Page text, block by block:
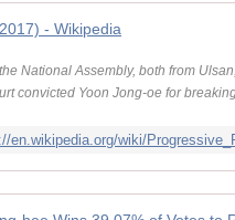
- Wikipedia
National Assembly, both from
convicted Yoon Jong-oe for
en.wikipedia.org/wiki/